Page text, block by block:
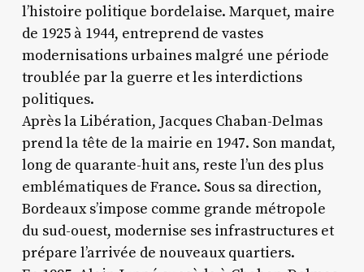
l’histoire politique bordelaise. Marquet, maire
de 1925 à 1944, entreprend de vastes
modernisations urbaines malgré une période
troublée par la guerre et les interdictions
politiques.
Après la Libération, Jacques Chaban-Delmas
prend la tête de la mairie en 1947. Son mandat,
long de quarante-huit ans, reste l’un des plus
emblématiques de France. Sous sa direction,
Bordeaux s’impose comme grande métropole
du sud-ouest, modernise ses infrastructures et
prépare l’arrivée de nouveaux quartiers.